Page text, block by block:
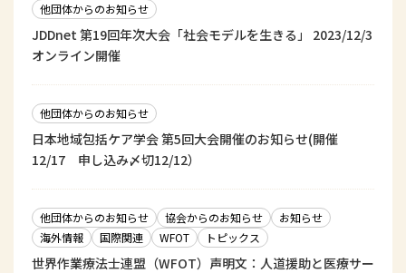
他団体からのお知らせ
JDDnet 第19回年次大会「社会モデルを生きる」 2023/12/3
オンライン開催
他団体からのお知らせ
日本地域包括ケア学会 第5回大会開催のお知らせ(開催
12/17 申し込み〆切12/12）
他団体からのお知らせ 協会からのお知らせ
お知らせ
海外情報
国際関連 WFOT トピックス
世界作業療法士連盟（WFOT）声明文：人道援助と医療サー